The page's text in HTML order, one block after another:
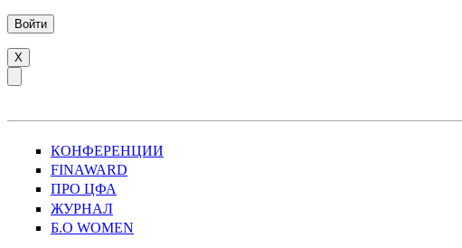
X
КОНФЕРЕНЦИИ
FINAWARD
ПРО ЦФА
ЖУРНАЛ
Б.О WOMEN